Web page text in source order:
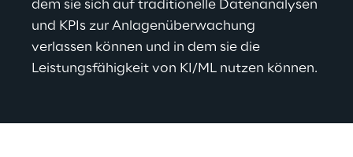
dem sie sich auf traditionelle Datenanalysen
und KPIs zur Anlagenüberwachung
verlassen können und in dem sie die
Leistungsfähigkeit von KI/ML nutzen können.